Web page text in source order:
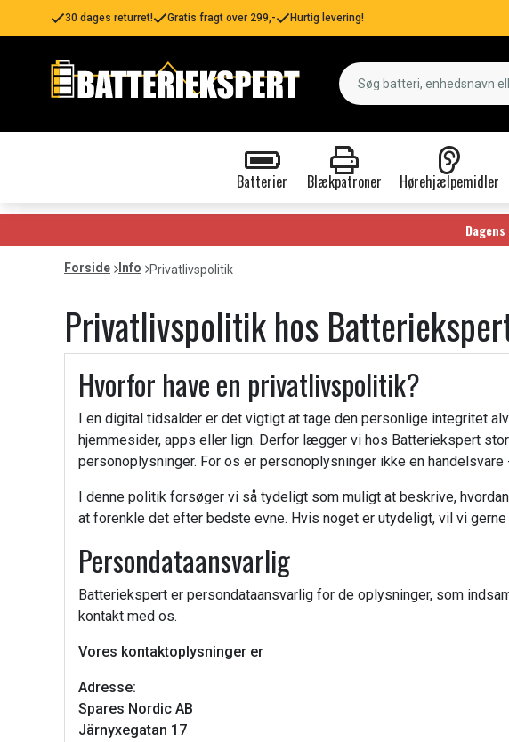
30 dages returret! Gratis fragt over 299,- Hurtig levering!
Batterier Blækpatroner Hørehjælpemidler
Forside Info Privatlivspolitik
Privatlivspolitik hos
Hvorfor have en privatlivspolitik?
I en digital tidsalder er det vigtigt at tage den personlige integritet
hjemmesider, apps eller lign. Derfor lægger vi hos Batteriekspert
personoplysninger. For os er personoplysninger ikke en
I denne politik forsøger vi så tydeligt som muligt at beskrive,
at forenkle det efter bedste evne. Hvis noget er utydeligt, vil vi
Persondataansvarlig
Batteriekspert er persondataansvarlig for de oplysninger, som
kontakt med os.
Vores kontaktoplysninger er
Adresse:
Spares Nordic AB
Järnyxegatan 17